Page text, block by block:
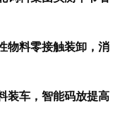
物料零接触装卸，消
装车，智能码放提高